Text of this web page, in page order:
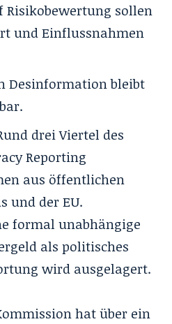
Risikobewertung sollen
und Einflussnahmen
Desinformation bleibt
drei Viertel des
Reporting
aus öffentlichen
und der EU.
formal unabhängige
als politisches
wird ausgelagert.
hat über ein